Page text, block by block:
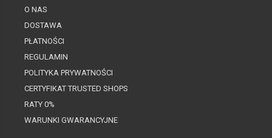
O NAS
DOSTAWA
PŁATNOŚCI
REGULAMIN
POLITYKA PRYWATNOŚCI
CERTYFIKAT TRUSTED SHOPS
RATY 0%
WARUNKI GWARANCYJNE